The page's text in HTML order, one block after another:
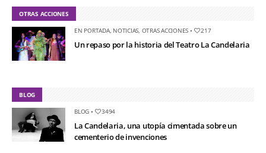
OTRAS ACCIONES
EN PORTADA, NOTICIAS OTRAS ACCIONES • 217
Un repaso por la historia del Teatro La Candelaria
BLOG
BLOG • 3494
La Candelaria, una utopía cimentada sobre un
cementerio de invenciones